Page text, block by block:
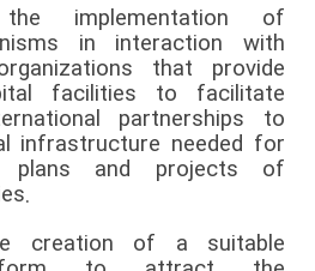
the implementation of
in interaction with
that provide
facilities to facilitate
partnerships to
infrastructure needed for
plans and projects of
creation of a suitable